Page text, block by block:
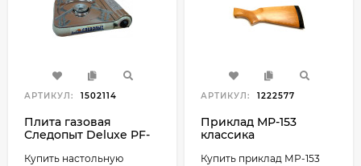
АРТИКУЛ: 1502114
Плита газовая
Следопыт Deluxe PF-
Купить настольную
АРТИКУЛ: 1222577
Приклад МР-153
классика
Купить приклад МР-153